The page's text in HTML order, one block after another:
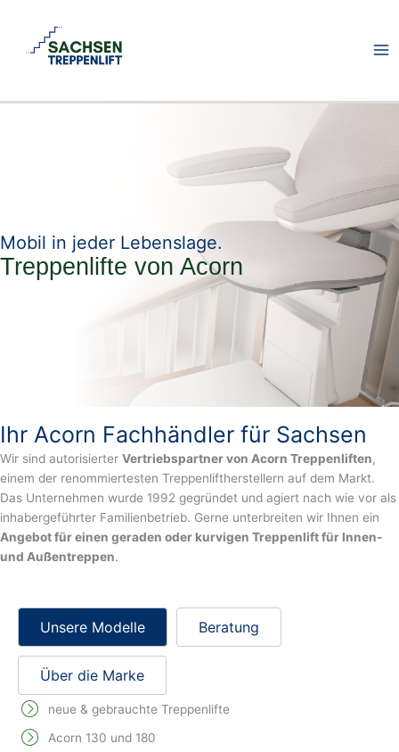
springen
Mobil in jeder Lebenslage.
Treppenlifte von Acorn
Ihr Acorn Fachhändler für Sachsen
Wir sind autorisierter Vertriebspartner von Acorn Treppenliften,
einem der renommiertesten Treppenliftherstellern auf dem Markt.
Das Unternehmen wurde 1992 gegründet und agiert nach wie vor als
inhabergeführter Familienbetrieb. Gerne unterbreiten wir Ihnen ein
Angebot für einen geraden oder kurvigen Treppenlift für Innen-
und Außentreppen.
Unsere Modelle Beratung
Über die Marke
neue & gebrauchte Treppenlifte
Acorn 130 und 180